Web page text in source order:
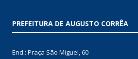
PREFEITURA DE AUGUSTO CORRÊA
End.: Praça São Miguel, 60